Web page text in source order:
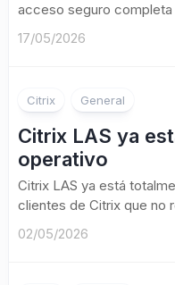
acceso seguro
17/05/2026
Citrix General
Citrix LAS ya
operativo
Citrix LAS ya está
clientes de Citrix que no
02/05/2026